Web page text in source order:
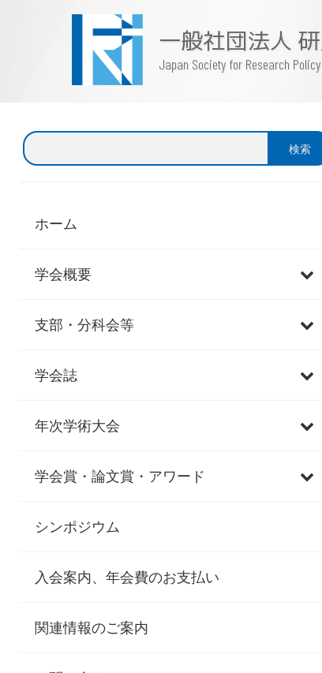
一般社団法人
Japan Society for Research
検
索
検索
ホーム
学会概要
支部・分科会等
学会誌
年次学術大会
学会賞・論文賞・アワード
シンポジウム
入会案内、年会費のお支払い
関連情報のご案内